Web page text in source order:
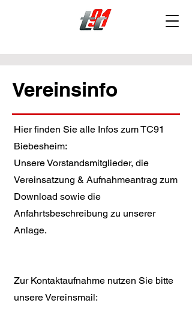
Vereinsinfo
Hier finden Sie alle Infos zum TC91
Biebesheim:
Unsere Vorstandsmitglieder, die
Vereinsatzung & Aufnahmeantrag zum
Download sowie die
Anfahrtsbeschreibung zu unserer
Anlage.
Zur Kontaktaufnahme nutzen Sie bitte
unsere Vereinsmail: